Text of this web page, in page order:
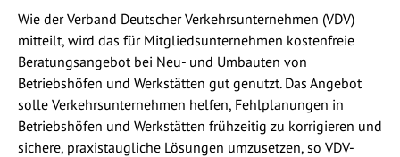
Wie der Verband Deutscher Verkehrsunternehmen (VDV)
mitteilt, wird das für Mitgliedsunternehmen kostenfreie
Beratungsangebot bei Neu- und Umbauten von
Betriebshöfen und Werkstätten gut genutzt. Das Angebot
solle Verkehrsunternehmen helfen, Fehlplanungen in
Betriebshöfen und Werkstätten frühzeitig zu korrigieren und
sichere, praxistaugliche Lösungen umzusetzen, so VDV-